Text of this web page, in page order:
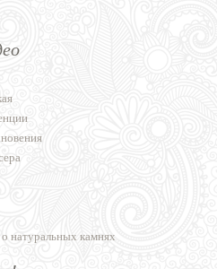
натуральных камнях